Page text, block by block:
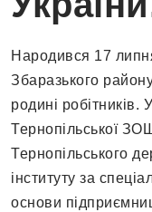
Народився 17
Збаразького
родині робітників.
Тернопільської
Тернопільського
інституту за
основи